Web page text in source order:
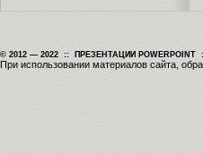
© 2012 — 2022 :: ПРЕЗЕНТАЦИИ POWERPOINT
При использовании материалов сайта,